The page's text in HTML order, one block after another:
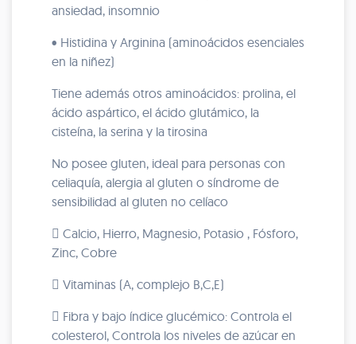
ansiedad, insomnio
• Histidina y Arginina (aminoácidos esenciales
en la niñez)
Tiene además otros aminoácidos: prolina, el
ácido aspártico, el ácido glutámico, la
cisteína, la serina y la tirosina
No posee gluten, ideal para personas con
celiaquía, alergia al gluten o síndrome de
sensibilidad al gluten no celíaco
 Calcio, Hierro, Magnesio, Potasio , Fósforo,
Zinc, Cobre
 Vitaminas (A, complejo B,C,E)
 Fibra y bajo índice glucémico: Controla el
colesterol, Controla los niveles de azúcar en